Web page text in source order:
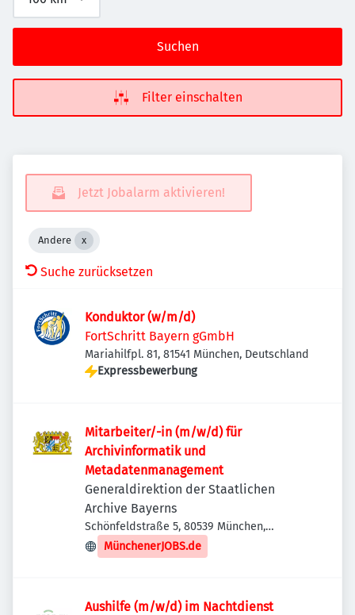
Suchen
Filter einschalten
Jetzt Jobalarm aktivieren!
Andere
Suche zurücksetzen
Konduktor (w/m/d)
FortSchritt Bayern gGmbH
Mariahilfpl. 81, 81541 München, Deutschland
Expressbewerbung
Mitarbeiter/-in (m/w/d) für
Archivinformatik und
Metadatenmanagement
Generaldirektion der Staatlichen
Archive Bayerns
Schönfeldstraße 5, 80539 München,
Deutschland
MünchenerJOBS.de
Aushilfe (m/w/d) im Nachtdienst